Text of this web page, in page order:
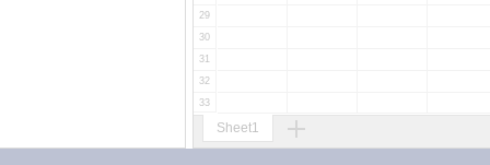
29
30
31
32
33
35
Sheet1